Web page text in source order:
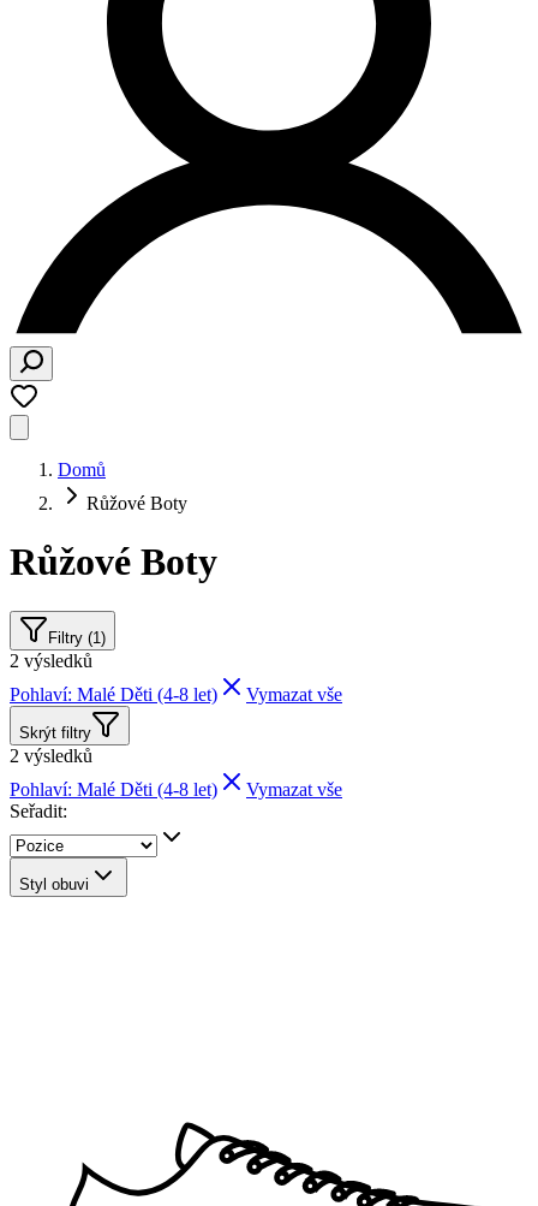
Domů
Růžové Boty
Růžové Boty
Filtry (1)
2 výsledků
Pohlaví: Malé Děti (4-8 let)
Vymazat vše
Skrýt filtry
2 výsledků
Pohlaví: Malé Děti (4-8 let)
Vymazat vše
Seřadit:
Styl obuvi